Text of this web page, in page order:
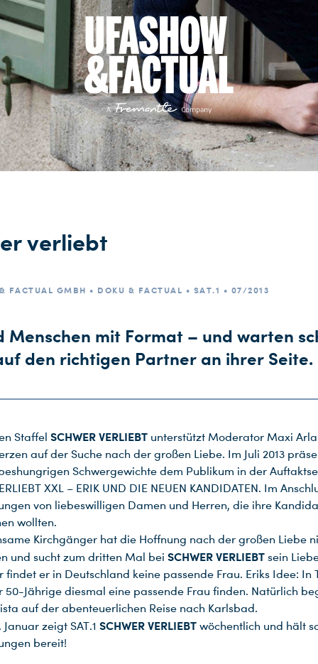
verliebt
FACTUAL GMBH • DOKU & FACTUAL • SAT.1 • 07/2013
Menschen mit Format – und warten
den richtigen Partner an ihrer Seite.
Staffel SCHWER VERLIEBT unterstützt Moderator Maxi
auf der Suche nach der großen Liebe. Im Juli 2013
Schwergewichte dem Publikum in der
XXL – ERIK UND DIE NEUEN KANDIDATEN. Im
von liebeswilligen Damen und Herren, die ihre
wollten.
Kirchgänger hat die Hoffnung nach der großen Liebe
und sucht zum dritten Mal bei SCHWER VERLIEBT sein
findet er in Deutschland keine passende Frau. Eriks Idee: In
50-Jährige diesmal eine passende Frau finden. Natürlich
auf der abenteuerlichen Reise nach Karlsbad.
zeigt SAT.1 SCHWER VERLIEBT wöchentlich und hält
bereit!